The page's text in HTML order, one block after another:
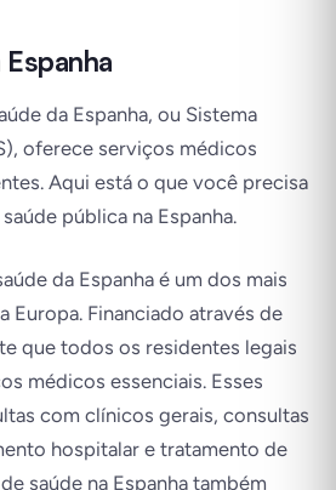
da Espanha, ou Sistema
oferece serviços médicos
Aqui está o que você precisa
pública na Espanha.
da Espanha é um dos mais
Europa. Financiado através de
que todos os residentes legais
médicos essenciais. Esses
com clínicos gerais, consultas
hospitalar e tratamento de
saúde na Espanha também